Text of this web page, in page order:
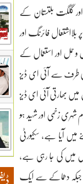
گلگت بلتستان کے
فائرنگ اور
حمل اور استعمال کے
سے ایل او سی پر بھارت کی طرف سے آئی ای ڈیز
میں بھارتی آئی ای ڈیز
زخمی اور شہید ہو
آیا ہے، سکیورٹی
میں کی جا رہی ہے،
4 بھارتی آئی ای ڈیز برآمد ہوئیں جبکہ دھماکے سے ایک